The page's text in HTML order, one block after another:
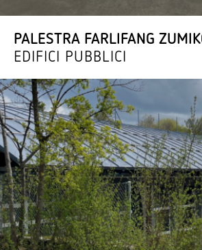
PALESTRA FARLIFANG
EDIFICI PUBBLICI